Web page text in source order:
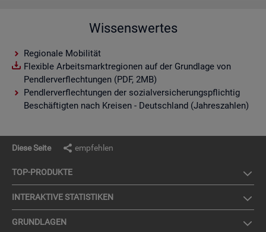
Wissenswertes
Regionale Mobilität
Flexible Arbeitsmarktregionen auf der Grundlage von
Pendlerverflechtungen (PDF, 2MB)
Pendlerverflechtungen der sozialversicherungspflichtig
Beschäftigten nach Kreisen - Deutschland (Jahreszahlen)
Diese Seite empfehlen
TOP-PRO­DUK­TE
IN­TER­AK­TI­VE STA­TIS­TI­KEN
GRUND­LA­GEN